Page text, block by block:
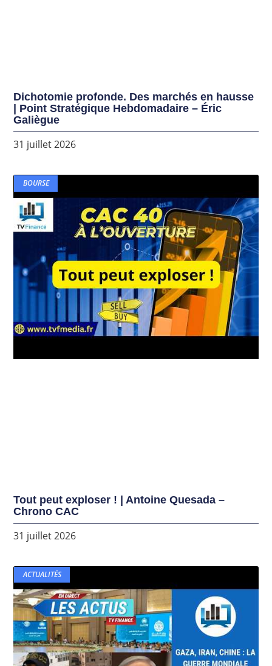
Dichotomie profonde. Des marchés en hausse
| Point Stratégique Hebdomadaire – Éric
Galiègue
31 juillet 2026
BOURSE
Tout peut exploser ! | Antoine Quesada –
Chrono CAC
31 juillet 2026
ACTUALITÉS